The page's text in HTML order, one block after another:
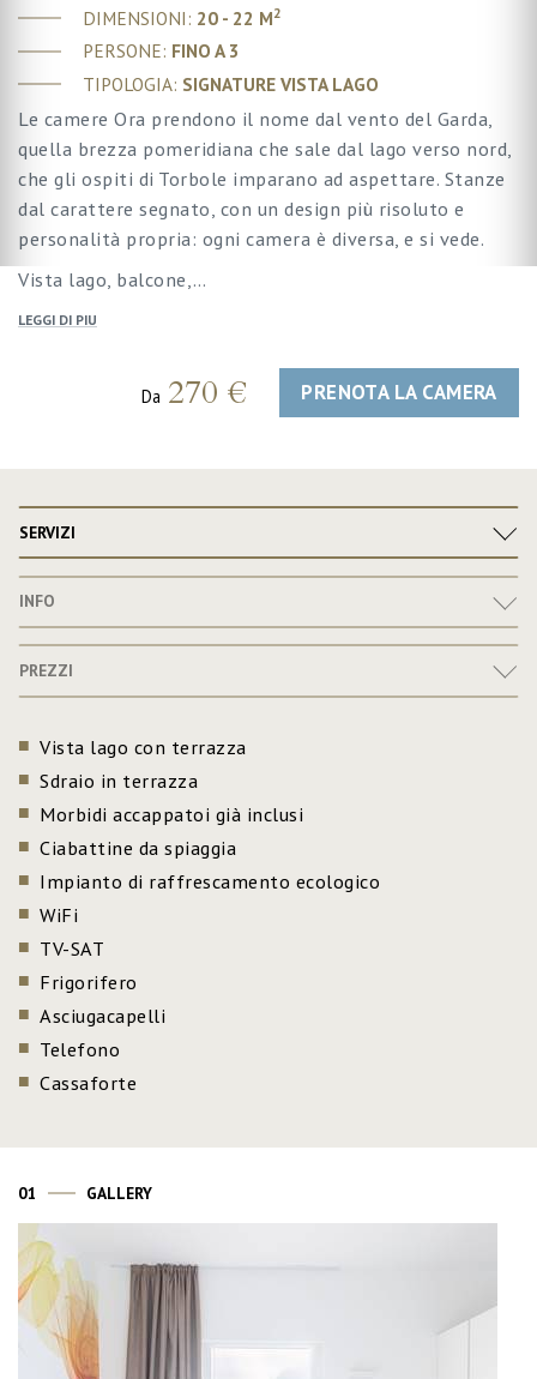
DIMENSIONI: 20 - 22 M2
PERSONE: FINO A 3
TIPOLOGIA: SIGNATURE VISTA LAGO
Le camere Ora prendono il nome dal vento del Garda,
quella brezza pomeridiana che sale dal lago verso nord,
che gli ospiti di Torbole imparano ad aspettare. Stanze
dal carattere segnato, con un design più risoluto e
personalità propria: ogni camera è diversa, e si vede.
Vista lago, balcone,…
LEGGI DI PIU
Da 270 € PRENOTA LA CAMERA
SERVIZI
INFO
PREZZI
Vista lago con terrazza
Sdraio in terrazza
Morbidi accappatoi già inclusi
Ciabattine da spiaggia
Impianto di raffrescamento ecologico
WiFi
TV-SAT
Frigorifero
Asciugacapelli
Telefono
Cassaforte
01 GALLERY